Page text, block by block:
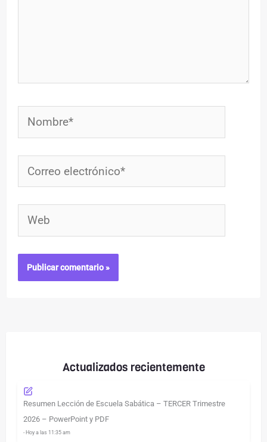
Actualizados recientemente
Resumen Lección de Escuela Sabática – TERCER Trimestre
2026 – PowerPoint y PDF
- Hoy a las 11:35 am
Nombre*
Correo
electrónico*
Web